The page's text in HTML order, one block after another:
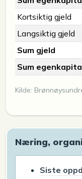
Kortsiktig gjeld
Langsiktig gjeld
Sum gjeld
Sum
Kilde:
Næring,
Siste